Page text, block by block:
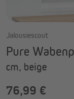
Jalousiescout
Pure
cm, beige
76,99 €